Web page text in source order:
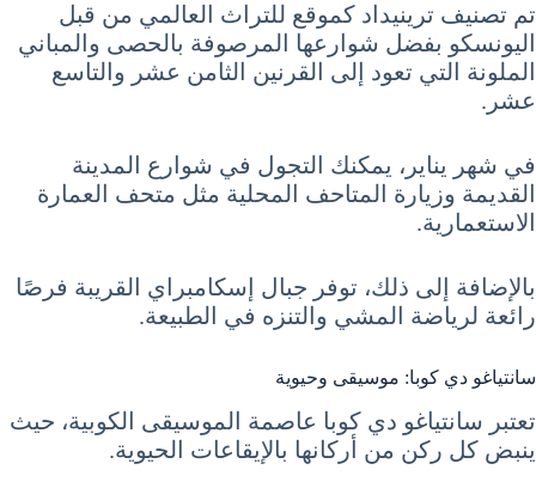
تم تصنيف ترينيداد كموقع للتراث العالمي من قبل
اليونسكو بفضل شوارعها المرصوفة بالحصى والمباني
الملونة التي تعود إلى القرنين الثامن عشر والتاسع
عشر.
في شهر يناير، يمكنك التجول في شوارع المدينة
القديمة وزيارة المتاحف المحلية مثل متحف العمارة
الاستعمارية.
بالإضافة إلى ذلك، توفر جبال إسكامبراي القريبة فرصًا
رائعة لرياضة المشي والتنزه في الطبيعة.
سانتياغو دي كوبا: موسيقى وحيوية
تعتبر سانتياغو دي كوبا عاصمة الموسيقى الكوبية، حيث
ينبض كل ركن من أركانها بالإيقاعات الحيوية.